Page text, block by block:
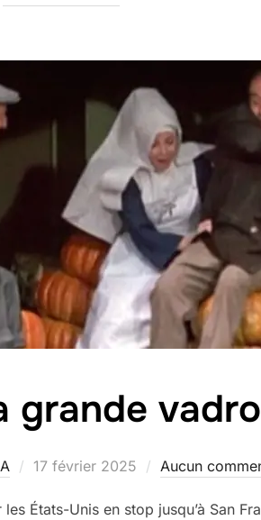
grande
Publié
17 février 2025 Aucun
États-Unis en stop jusqu’à San